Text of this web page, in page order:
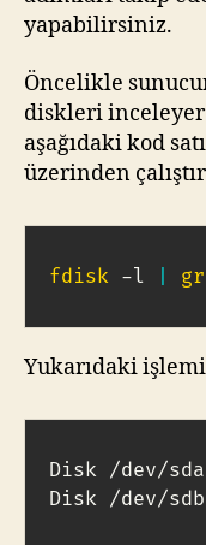
yapabilirsiniz.
Öncelikle
diskleri
aşağıdaki kod
üzerinden
fdisk -l
Yukarıdaki
Disk /dev/
Disk /dev/